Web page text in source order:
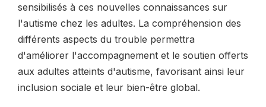
sensibilisés à ces nouvelles connaissances sur
l'autisme chez les adultes. La compréhension des
différents aspects du trouble permettra
d'améliorer l'accompagnement et le soutien offerts
aux adultes atteints d'autisme, favorisant ainsi leur
inclusion sociale et leur bien-être global.